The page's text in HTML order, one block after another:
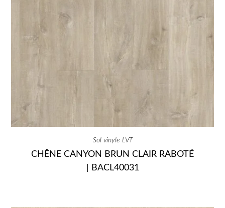
Sol vinyle LVT
CHÊNE CANYON BRUN CLAIR RABOTÉ
| BACL40031